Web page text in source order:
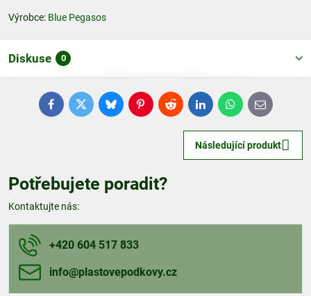
Výrobce: Blue Pegasos
Diskuse 0
FacebookTwitterBlueskyPinterestRedditLinkedInWhatsApp
E-
mail
Následující produkt
Potřebujete poradit?
Kontaktujte nás:
+420 604 517 833
info​@plastovepodkovy​.cz